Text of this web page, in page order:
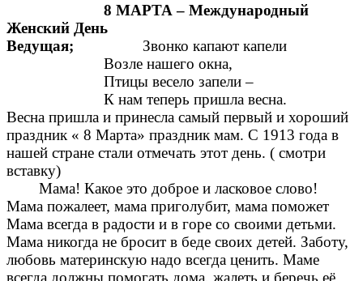
8 МАРТА – Международный
Женский День
Ведущая;
Звонко капают капели
Возле нашего окна,
Птицы весело запели –
К нам теперь пришла весна.
Весна пришла и принесла самый первый и хороший
праздник « 8 Марта» праздник мам. С 1913 года в
нашей стране стали отмечать этот день. ( смотри
вставку)
Мама! Какое это доброе и ласковое слово!
Мама пожалеет, мама приголубит, мама поможет
Мама всегда в радости и в горе со своими детьми.
Мама никогда не бросит в беде своих детей. Заботу,
любовь материнскую надо всегда ценить. Маме
всегда должны помогать дома, жалеть и беречь её